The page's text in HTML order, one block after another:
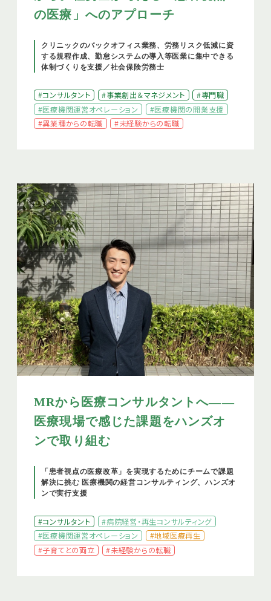
の医療」へのアプローチ
クリニックのバックオフィス業務、労務リスク低減に資
する規程作成、勤怠システムの導入等医業に集中できる
体制づくりを支援／社会保険労務士
#コンサルタント #事業創出＆マネジメント
#専門職
#医療機関運営オペレーション
#医療機関の開業支援
#異業種からの転職
#未経験からの転職
MRから医療コンサルタントへ——
医療現場で感じた課題をハンズオ
ンで取り組む
「患者視点の医療改革」を実現するためにチームで課題
解決に挑む 医療機関の経営コンサルティング、ハンズオ
ンで実行支援
#コンサルタント
#病院経営・再生コンサルティング
#医療機関運営オペレーション
#地域医療再生
#子育てとの両立
#未経験からの転職